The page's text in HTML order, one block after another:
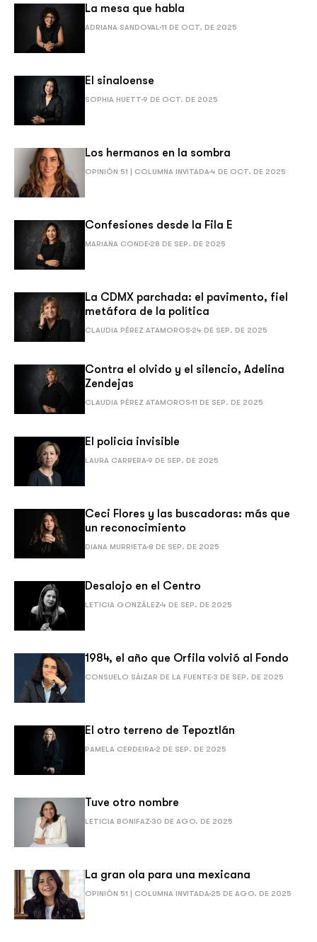
La mesa que habla
ADRIANA SANDOVAL 11 DE OCT. DE 2025
El sinaloense
SOPHIA HUETT 9 DE OCT. DE 2025
Los hermanos en la sombra
OPINIÓN 51 | COLUMNA INVITADA 4 DE OCT. DE 2025
Confesiones desde la Fila E
MARIANA CONDE 28 DE SEP. DE 2025
La CDMX parchada: el pavimento, fiel
metáfora de la política
CLAUDIA PÉREZ ATAMOROS 24 DE SEP. DE 2025
Contra el olvido y el silencio, Adelina
Zendejas
CLAUDIA PÉREZ ATAMOROS 11 DE SEP. DE 2025
El policía invisible
LAURA CARRERA 9 DE SEP. DE 2025
Ceci Flores y las buscadoras: más que
un reconocimiento
DIANA MURRIETA 8 DE SEP. DE 2025
Desalojo en el Centro
LETICIA GONZÁLEZ 4 DE SEP. DE 2025
1984, el año que Orfila volvió al Fondo
CONSUELO SÁIZAR DE LA FUENTE 3 DE SEP. DE 2025
El otro terreno de Tepoztlán
PAMELA CERDEIRA 2 DE SEP. DE 2025
Tuve otro nombre
LETICIA BONIFAZ 30 DE AGO. DE 2025
La gran ola para una mexicana
OPINIÓN 51 | COLUMNA INVITADA 25 DE AGO. DE 2025